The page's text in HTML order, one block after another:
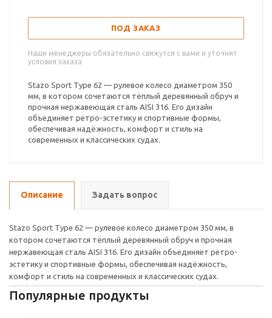
ПОД ЗАКАЗ
Наши менеджеры обязательно свяжутся с вами и уточнят
условия заказа
Stazo Sport Type 62 — рулевое колесо диаметром 350
мм, в котором сочетаются тёплый деревянный обруч и
прочная нержавеющая сталь AISI 316. Его дизайн
объединяет ретро-эстетику и спортивные формы,
обеспечивая надёжность, комфорт и стиль на
современных и классических судах.
Описание Задать вопрос
Stazo Sport Type 62 — рулевое колесо диаметром 350 мм, в
котором сочетаются тёплый деревянный обруч и прочная
нержавеющая сталь AISI 316. Его дизайн объединяет ретро-
эстетику и спортивные формы, обеспечивая надёжность,
комфорт и стиль на современных и классических судах.
Популярные продукты